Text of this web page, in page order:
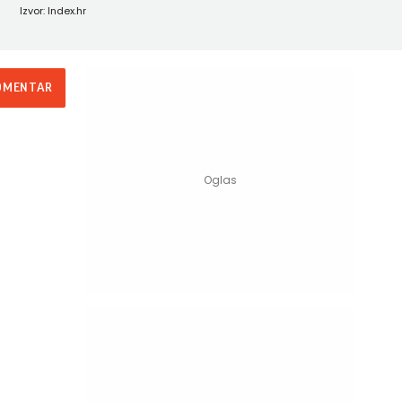
Izvor: Index.hr